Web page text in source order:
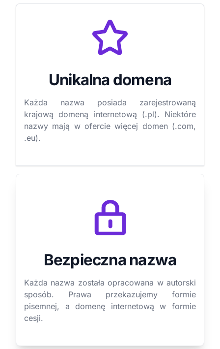
Unikalna domena
Każda nazwa posiada zarejestrowaną
krajową domeną internetową (.pl). Niektóre
nazwy mają w ofercie więcej domen (.com,
.eu).
Bezpieczna nazwa
Każda nazwa została opracowana w autorski
sposób. Prawa przekazujemy formie
pisemnej, a domenę internetową w formie
cesji.